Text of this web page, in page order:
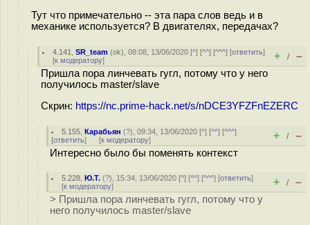
Тут что примечательно -- эта пара слов ведь и в
механике используется? В двигателях, передачах?
4.141 ,SR_team (ok), 08:08, 13/06/2020 [^] [^^] [^^^] [ответить]
[к модератору] + / –
Пришла пора линчевать гугл, потому что у него
получилось master/slave
Скрин: https://nc.prime-hack.net/s/nDCE3YFZFnEZERC
5.155 ,Карабьян (?), 09:34, 13/06/2020 [^] [^^] [^^^]
[ответить] [к модератору] + / –
Интересно было бы поменять контекст
5.228 ,Ю.Т. (?), 15:34, 13/06/2020 [^] [^^] [^^^] [ответить]
[к модератору] + / –
> Пришла пора линчевать гугл, потому что у
него получилось master/slave